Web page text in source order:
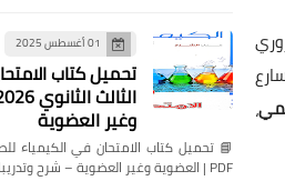
،
01 أغسطس 2025
تحميل كتاب
وغير العضوية
PDF | العضوية وغير العضوية – شرح وتدريبات كتاب الامتحان في …